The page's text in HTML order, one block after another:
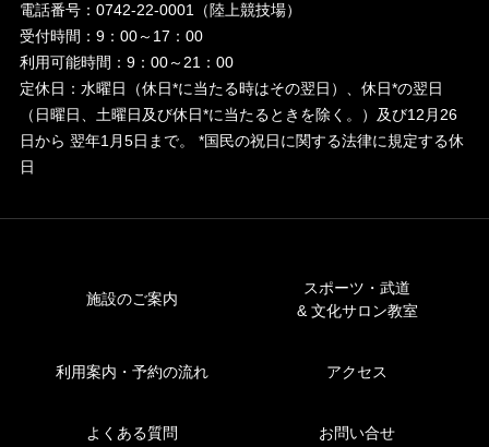
電話番号：0742-22-0001（陸上競技場）
受付時間：9：00～17：00
利用可能時間：9：00～21：00
定休日：水曜日（休日*に当たる時はその翌日）、休日*の翌日
（日曜日、土曜日及び休日*に当たるときを除く。）及び12月26
日から 翌年1月5日まで。 *国民の祝日に関する法律に規定する休
日
施設のご案内
スポーツ・武道
& 文化サロン教室
利用案内・予約の流れ アクセス
よくある質問 お問い合せ